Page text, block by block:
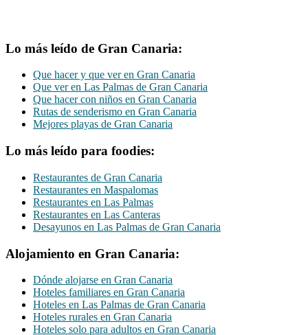
Lo más leído de Gran Canaria:
Que hacer y que ver en Gran Canaria
Que ver en Las Palmas de Gran Canaria
Que hacer con niños en Gran Canaria
Rutas de senderismo en Gran Canaria
Mejores playas de Gran Canaria
Lo más leído para foodies:
Restaurantes de Gran Canaria
Restaurantes en Maspalomas
Restaurantes en Las Palmas
Restaurantes en Las Canteras
Desayunos en Las Palmas de Gran Canaria
Alojamiento en Gran Canaria:
Dónde alojarse en Gran Canaria
Hoteles familiares en Gran Canaria
Hoteles en Las Palmas de Gran Canaria
Hoteles rurales en Gran Canaria
Hoteles solo para adultos en Gran Canaria